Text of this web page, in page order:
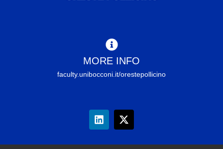
MORE INFO
faculty.unibocconi.it/orestepollicino